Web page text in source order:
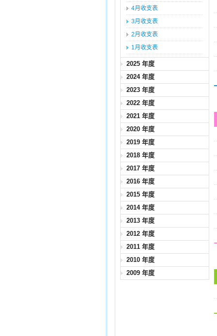
4月收支表
3月收支表
2月收支表
1月收支表
2025 年度
2024 年度
2023 年度
2022 年度
2021 年度
2020 年度
2019 年度
2018 年度
2017 年度
2016 年度
2015 年度
2014 年度
2013 年度
2012 年度
2011 年度
2010 年度
2009 年度